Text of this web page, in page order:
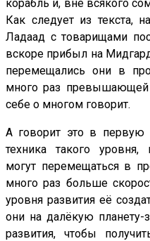
корабль и, вне всякого
Как следует из текста,
Ладаад с товарищами
вскоре прибыл на
перемещались они в
много раз превышающей
себе о многом говорит.
А говорит это в
техника такого уровня,
могут перемещаться в
много раз больше
уровня развития её
они на далёкую
развития, чтобы